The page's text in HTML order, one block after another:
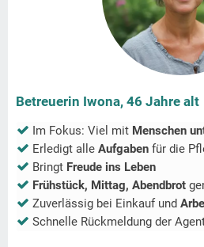
Betreuerin Iwona, 46 Jahre alt
Im Fokus: Viel mit Menschen
Erledigt alle Aufgaben für die
Bringt Freude ins Leben
Frühstück, Mittag, Abendbrot
Zuverlässig bei Einkauf und
Schnelle Rückmeldung der